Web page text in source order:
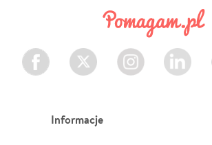
Facebook Twitter Instagram LinkedIn
Informacje